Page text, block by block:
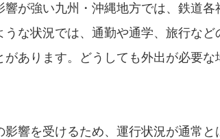
が強い九州・沖縄地方では、鉄道各
な状況では、通勤や通学、旅行など
あります。どうしても外出が必要な
影響を受けるため、運行状況が通常